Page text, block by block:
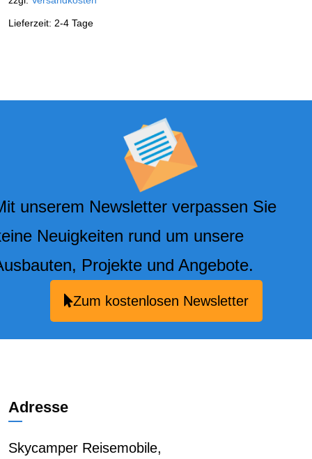
Lieferzeit: 2-4 Tage
unserem Newsletter verpassen Sie
Neuigkeiten rund um unsere
Projekte und Angebote.
Zum kostenlosen Newsletter
Adresse
Skycamper Reisemobile,